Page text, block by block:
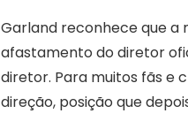
Garland reconhece que a
afastamento do diretor
diretor. Para muitos fãs e
direção, posição que